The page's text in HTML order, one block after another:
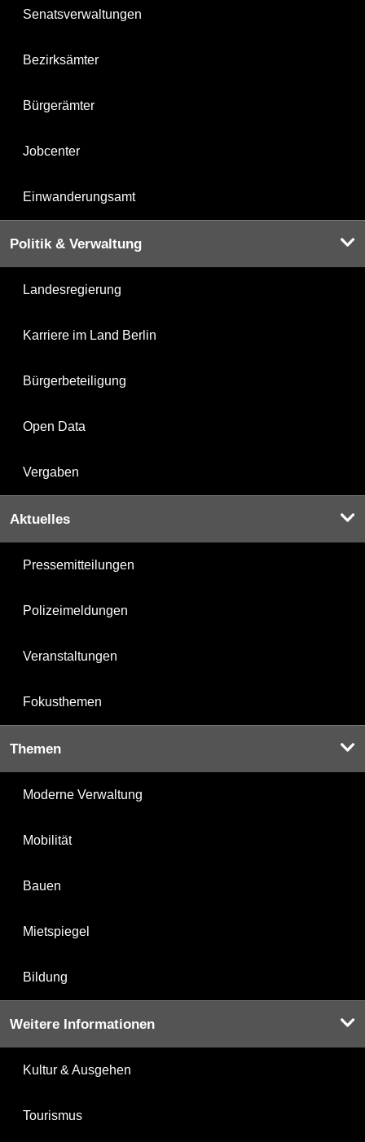
Senatsverwaltungen
Bezirksämter
Bürgerämter
Jobcenter
Einwanderungsamt
Politik & Verwaltung
Landesregierung
Karriere im Land Berlin
Bürgerbeteiligung
Open Data
Vergaben
Aktuelles
Pressemitteilungen
Polizeimeldungen
Veranstaltungen
Fokusthemen
Themen
Moderne Verwaltung
Mobilität
Bauen
Mietspiegel
Bildung
Weitere Informationen
Kultur & Ausgehen
Tourismus